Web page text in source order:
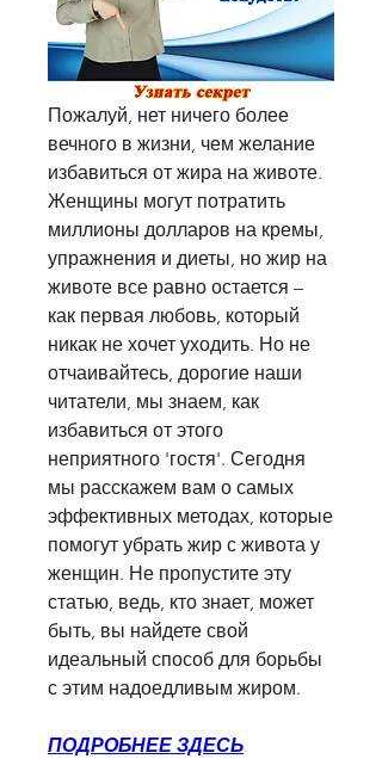
Пожалуй, нет ничего более
вечного в жизни, чем желание
избавиться от жира на животе.
Женщины могут потратить
миллионы долларов на кремы,
упражнения и диеты, но жир на
животе все равно остается –
как первая любовь, который
никак не хочет уходить. Но не
отчаивайтесь, дорогие наши
читатели, мы знаем, как
избавиться от этого
неприятного 'гостя'. Сегодня
мы расскажем вам о самых
эффективных методах, которые
помогут убрать жир с живота у
женщин. Не пропустите эту
статью, ведь, кто знает, может
быть, вы найдете свой
идеальный способ для борьбы
с этим надоедливым жиром.
ПОДРОБНЕЕ ЗДЕСЬ